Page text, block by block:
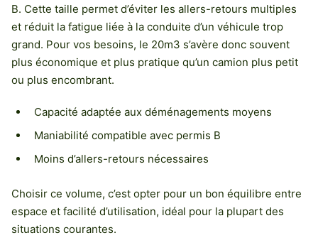
B. Cette taille permet d’éviter les allers-retours multiples
et réduit la fatigue liée à la conduite d’un véhicule trop
grand. Pour vos besoins, le 20m3 s’avère donc souvent
plus économique et plus pratique qu’un camion plus petit
ou plus encombrant.
Capacité adaptée aux déménagements moyens
Maniabilité compatible avec permis B
Moins d’allers-retours nécessaires
Choisir ce volume, c’est opter pour un bon équilibre entre
espace et facilité d’utilisation, idéal pour la plupart des
situations courantes.